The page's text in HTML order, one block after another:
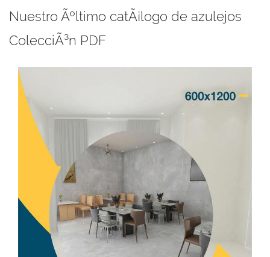
Nuestro Ãºltimo catÃ¡logo de azulejos
ColecciÃ³n PDF